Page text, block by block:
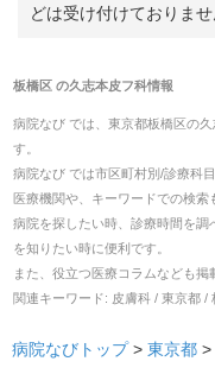
どは受け付けておりませ
板橋区の久志本皮フ科情報
病院なび では、 東京都板橋区の久
す。
病院なび では市区町村別/診療科
医療機関や、キーワードでの検索
病院を探したい時、診療時間を
を知りたい時に便利です。
また、役立つ医療コラムなども掲
関連キーワード: 皮膚科 / 東京都 /
病院なびトップ > 東京都 >